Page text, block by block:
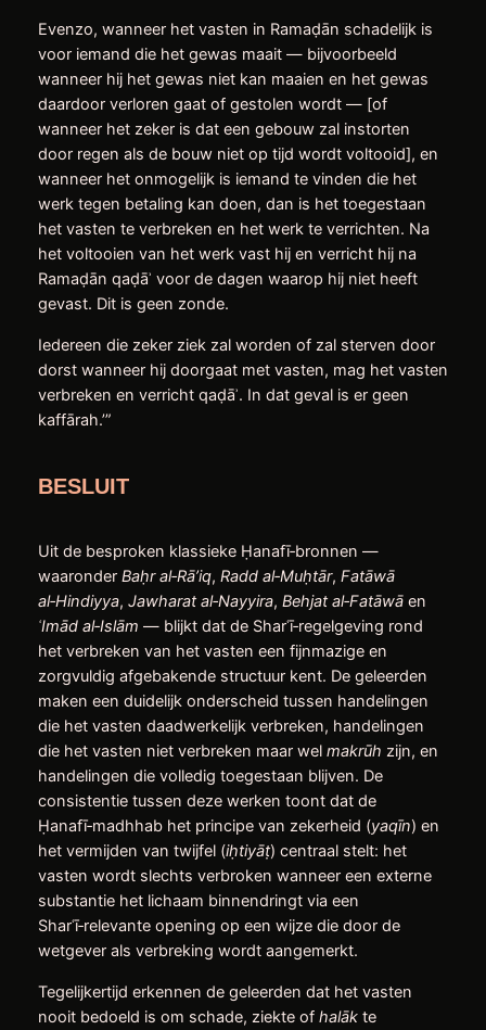
Evenzo, wanneer het vasten in Ramaḍān schadelijk is
voor iemand die het gewas maait — bijvoorbeeld
wanneer hij het gewas niet kan maaien en het gewas
daardoor verloren gaat of gestolen wordt — [of
wanneer het zeker is dat een gebouw zal instorten
door regen als de bouw niet op tijd wordt voltooid], en
wanneer het onmogelijk is iemand te vinden die het
werk tegen betaling kan doen, dan is het toegestaan
het vasten te verbreken en het werk te verrichten. Na
het voltooien van het werk vast hij en verricht hij na
Ramaḍān qaḍāʾ voor de dagen waarop hij niet heeft
gevast. Dit is geen zonde.
Iedereen die zeker ziek zal worden of zal sterven door
dorst wanneer hij doorgaat met vasten, mag het vasten
verbreken en verricht qaḍāʾ. In dat geval is er geen
kaffārah.’”
BESLUIT
Uit de besproken klassieke Ḥanafī‑bronnen —
waaronder Baḥr al‑Rā’iq, Radd al‑Muḥtār, Fatāwā
al‑Hindiyya, Jawharat al‑Nayyira, Behjat al‑Fatāwāen
ʿImād al‑Islām — blijkt dat de Sharʿī‑regelgeving rond
het verbreken van het vasten een fijnmazige en
zorgvuldig afgebakende structuur kent. De geleerden
maken een duidelijk onderscheid tussen handelingen
die het vasten daadwerkelijk verbreken, handelingen
die het vasten niet verbreken maar wel makrūh zijn, en
handelingen die volledig toegestaan blijven. De
consistentie tussen deze werken toont dat de
Ḥanafī‑madhhab het principe van zekerheid (yaqīn) en
het vermijden van twijfel (iḥtiyāṭ) centraal stelt: het
vasten wordt slechts verbroken wanneer een externe
substantie het lichaam binnendringt via een
Sharʿī‑relevante opening op een wijze die door de
wetgever als verbreking wordt aangemerkt.
Tegelijkertijd erkennen de geleerden dat het vasten
nooit bedoeld is om schade, ziekte of halākte